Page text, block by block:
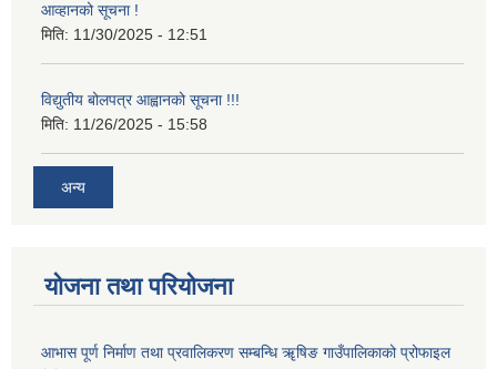
आव्हानको सूचना !
मिति: 11/30/2025 - 12:51
विद्युतीय बोलपत्र आह्वानको सूचना !!!
मिति: 11/26/2025 - 15:58
अन्य
योजना तथा परियोजना
आभास पूर्ण निर्माण तथा प्रवालिकरण सम्बन्धि ॠषिङ गाउँपालिकाको प्रोफाइल